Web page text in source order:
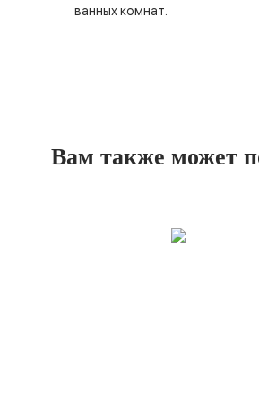
ванных комнат.
Вам также может